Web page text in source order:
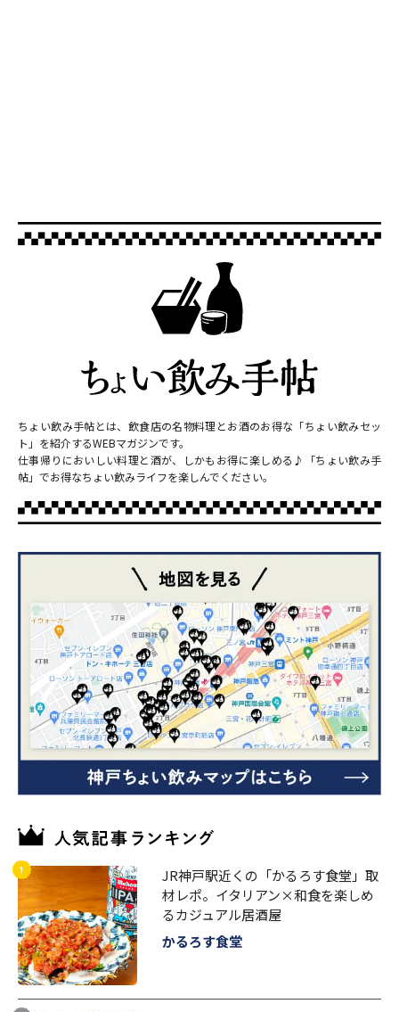
ちょい飲み手帖とは、飲食店の名物料理とお酒のお得な「ちょい飲みセッ
ト」を紹介するWEBマガジンです。
仕事帰りにおいしい料理と酒が、しかもお得に楽しめる♪「ちょい飲み手
帖」でお得なちょい飲みライフを楽しんでください。
JR神戸駅近くの「かるろす食堂」取
材レポ。イタリアン×和食を楽しめ
るカジュアル居酒屋
かるろす食堂